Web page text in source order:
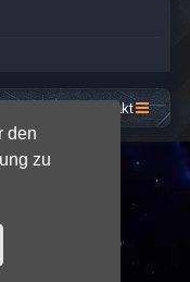
den
zu
Kontakt
phpBB Styles
phpBB Limited